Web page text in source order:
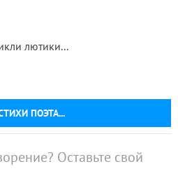
ПОЭТА...
лютики...
Оставьте свой